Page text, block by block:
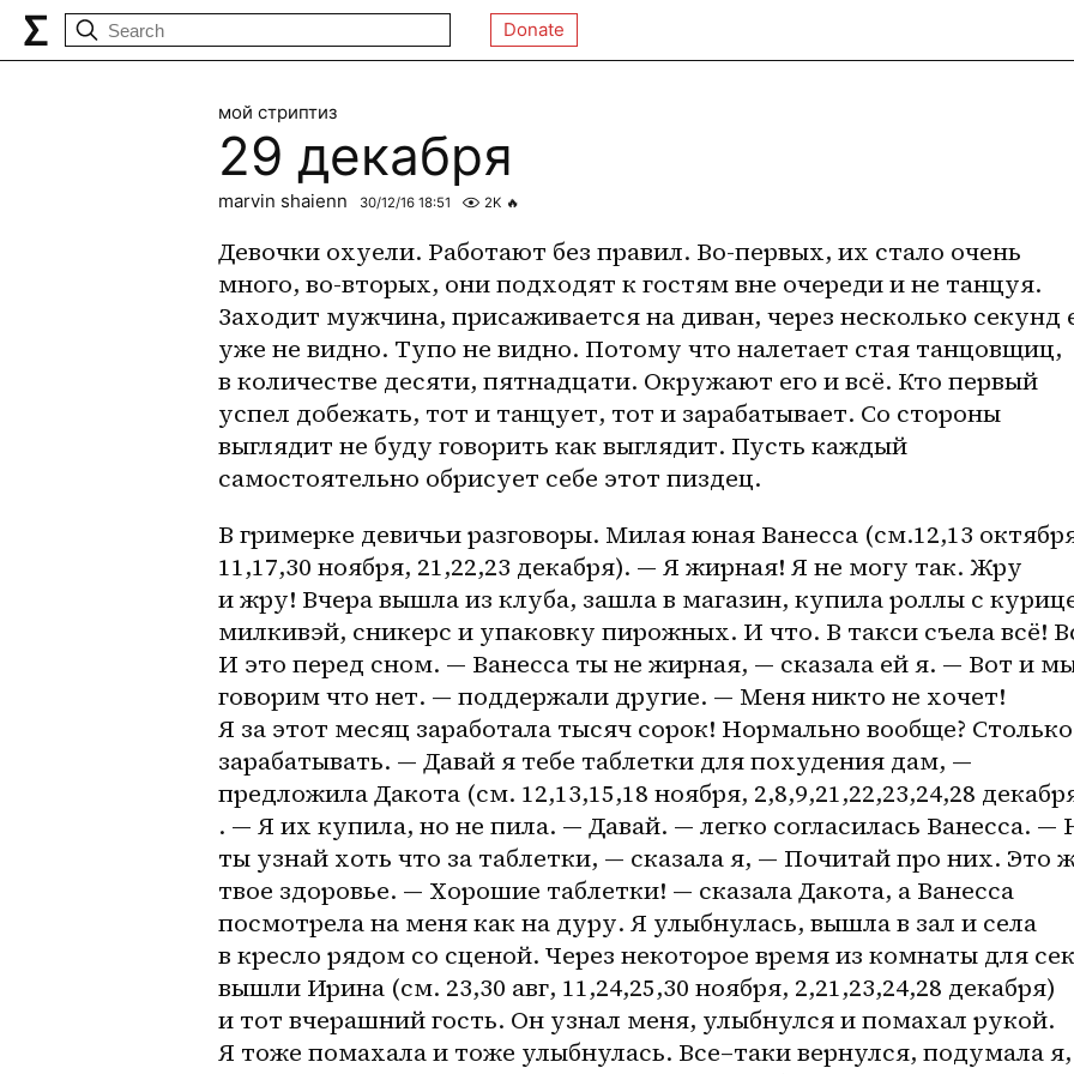
Donate
мой стриптиз
29 декабря
marvin shaienn 30/12/16 18:51 2K 🔥
Девочки охуели. Работают без правил. Во-первых, их стало очень
много, во-вторых, они подходят к гостям вне очереди и не танцуя.
Заходит мужчина, присаживается на диван, через несколько секунд
уже не видно. Тупо не видно. Потому что налетает стая танцовщиц,
в количестве десяти, пятнадцати. Окружают его и всё. Кто первый
успел добежать, тот и танцует, тот и зарабатывает. Со стороны
выглядит не буду говорить как выглядит. Пусть каждый
самостоятельно обрисует себе этот пиздец.
В гримерке девичьи разговоры. Милая юная Ванесса (см.12,13
11,17,30 ноября, 21,22,23 декабря). — Я жирная! Я не могу так. Жру
и жру! Вчера вышла из клуба, зашла в магазин, купила роллы с
милкивэй, сникерс и упаковку пирожных. И что. В такси съела всё!
И это перед сном. — Ванесса ты не жирная, — сказала ей я. — Вот и
говорим что нет. — поддержали другие. — Меня никто не хочет!
Я за этот месяц заработала тысяч сорок! Нормально вообще? Столько
зарабатывать. — Давай я тебе таблетки для похудения дам, —
предложила Дакота (см. 12,13,15,18 ноября, 2,8,9,21,22,23,24,28
. — Я их купила, но не пила. — Давай. — легко согласилась Ванесса. —
ты узнай хоть что за таблетки, — сказала я, — Почитай про них. Это
твое здоровье. — Хорошие таблетки! — сказала Дакота, а Ванесса
посмотрела на меня как на дуру. Я улыбнулась, вышла в зал и села
в кресло рядом со сценой. Через некоторое время из комнаты для
вышли Ирина (см. 23,30 авг, 11,24,25,30 ноября, 2,21,23,24,28 декабря)
и тот вчерашний гость. Он узнал меня, улыбнулся и помахал рукой.
Я тоже помахала и тоже улыбнулась. Все–таки вернулся, подумала я,